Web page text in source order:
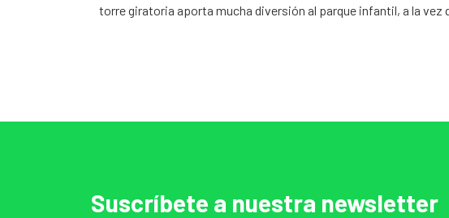
torre giratoria aporta mucha diversión al parque infantil, a la
Suscríbete a nuestra newsletter